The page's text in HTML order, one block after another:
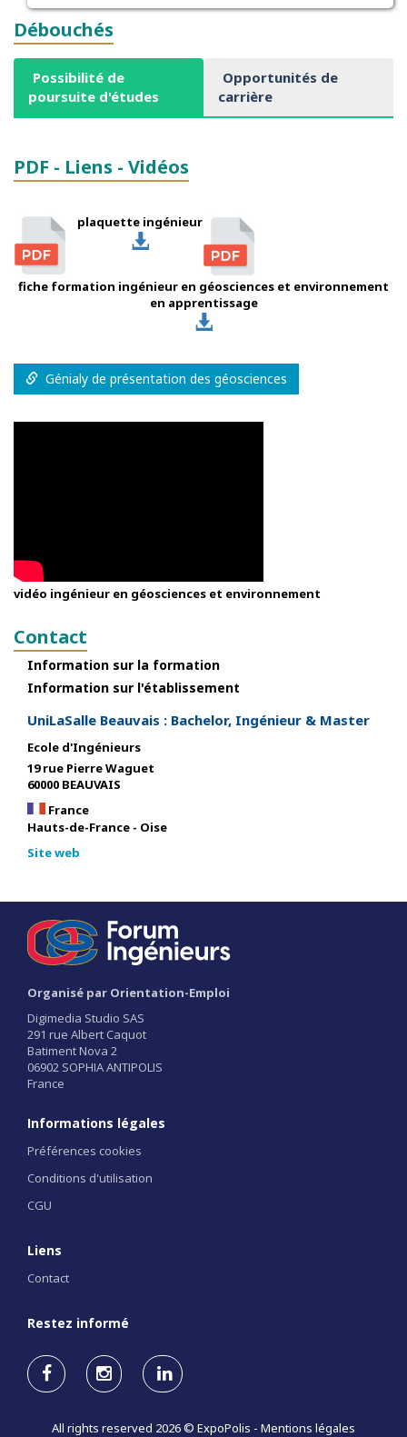
Débouchés
Possibilité de
poursuite d'études
Opportunités de
carrière
PDF - Liens - Vidéos
plaquette ingénieur
fiche formation ingénieur en géosciences et environnement
en apprentissage
Génialy de présentation des géosciences
vidéo ingénieur en géosciences et environnement
Contact
Information sur la formation
Information sur l'établissement
UniLaSalle Beauvais : Bachelor, Ingénieur & Master
Ecole d'Ingénieurs
19 rue Pierre Waguet
60000 BEAUVAIS
France
Hauts-de-France - Oise
Site web
Organisé par Orientation-Emploi
Digimedia Studio SAS
291 rue Albert Caquot
Batiment Nova 2
06902 SOPHIA ANTIPOLIS
France
Informations légales
Préférences cookies
Conditions d'utilisation
CGU
Liens
Contact
Restez informé
All rights reserved 2026 © ExpoPolis - Mentions légales